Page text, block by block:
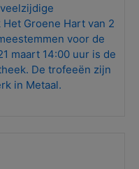
Groene Hart van 2
voor de
maart 14:00 uur is de
De trofeeën zijn
in Metaal.